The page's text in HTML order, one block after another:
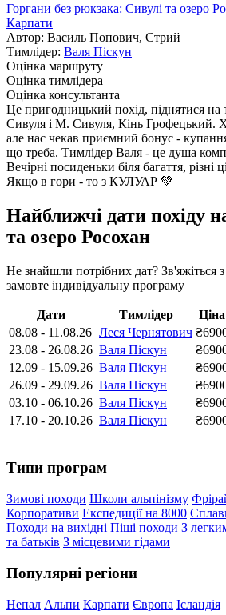
Горгани без рюкзака: Сивулі та озеро
Карпати
Автор: Василь Попович, Стрий
Тимлідер: Валя Піскун
Оцінка маршруту
Оцінка тимлідера
Оцінка консультанта
Це пригодницький похід, піднятися
Сивуля і М. Сивуля, Кінь Грофецький.
але нас чекав приємний бонус - купання
що треба. Тимлідер Валя - це душа
Вечірні посиденьки біля багаття, різні
Якщо в гори - то з КУЛУАР 💚
Найближчі дати похіду
та озеро Росохан
Не знайшли потрібних дат? Зв'яжіться з
замовте індивідуальну програму
Дати Тимлідер Ціна
08.08 - 11.08.26 Леся Чернятович
23.08 - 26.08.26 Валя Піскун
12.09 - 15.09.26 Валя Піскун
26.09 - 29.09.26 Валя Піскун
03.10 - 06.10.26 Валя Піскун
17.10 - 20.10.26 Валя Піскун
Типи програм
Зимові походи Школи альпінізму
Корпоративи Експедиції на 8000
Походи на вихідні Піші походи З
та батьків З місцевими гідами
Популярні регіони
Непал Альпи Карпати Європа Ісландія